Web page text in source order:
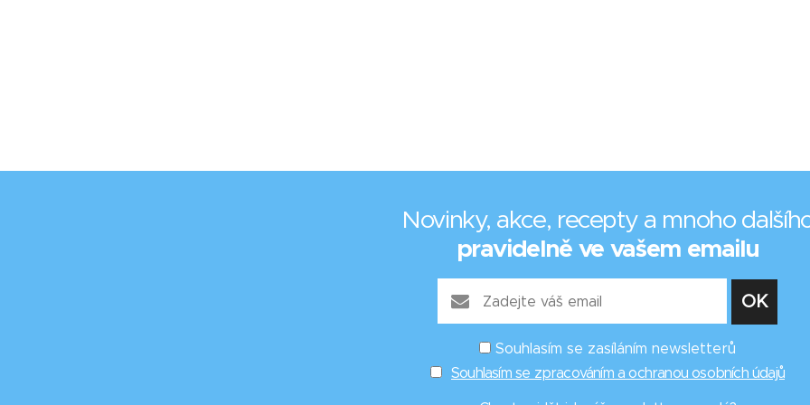
Novinky, akce, recepty a mnoho
pravidelně ve vašem emailu
Souhlasím se zasíláním newsletterů
Souhlasím se zpracováním a ochranou osobních údajů